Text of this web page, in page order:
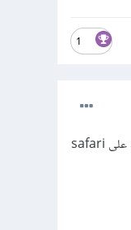
1
أعتقد أنك تقصد الوصول إلى الكونسول في المتصفح وذلك من خلال خيار inspect elements ، أولاً اضغط على safari